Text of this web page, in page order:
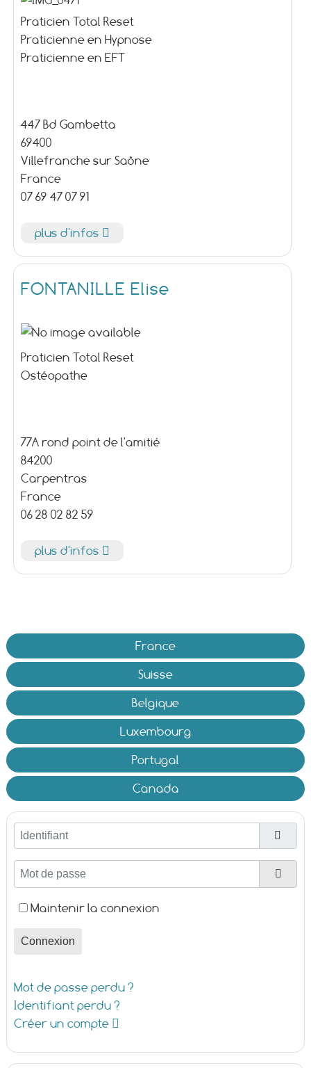
Praticien Total Reset
Praticienne en Hypnose
Praticienne en EFT
447 Bd Gambetta
69400
Villefranche sur Saône
France
07 69 47 07 91
plus d'infos
FONTANILLE Elise
Praticien Total Reset
Ostéopathe
77A rond point de l'amitié
84200
Carpentras
France
06 28 02 82 59
plus d'infos
France
Suisse
Belgique
Luxembourg
Portugal
Canada
Identifiant
Mot de passe
Maintenir la connexion
Connexion
Mot de passe perdu ?
Identifiant perdu ?
Créer un compte